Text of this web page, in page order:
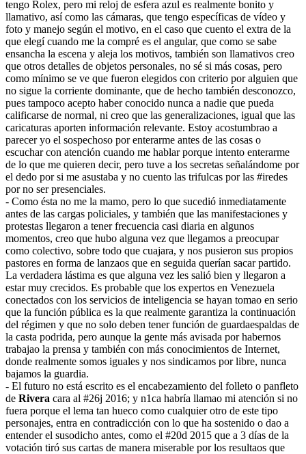
tengo Rolex, pero mi reloj de esfera azul es realmente bonito y
llamativo, así como las cámaras, que tengo específicas de vídeo y
foto y manejo según el motivo, en el caso que cuento el extra de la
que elegí cuando me la compré es el angular, que como se sabe
ensancha la escena y aleja los motivos, también son llamativos creo
que otros detalles de objetos personales, no sé si más cosas, pero
como mínimo se ve que fueron elegidos con criterio por alguien que
no sigue la corriente dominante, que de hecho también desconozco,
pues tampoco acepto haber conocido nunca a nadie que pueda
calificarse de normal, ni creo que las generalizaciones, igual que las
caricaturas aporten información relevante. Estoy acostumbrao a
parecer yo el sospechoso por enterarme antes de las cosas o
escuchar con atención cuando me hablar porque intento enterarme
de lo que me quieren decir, pero tuve a los secretas señalándome por
el dedo por si me asustaba y no cuento las trifulcas por las #iredes
por no ser presenciales.
- Como ésta no me la mamo, pero lo que sucedió inmediatamente
antes de las cargas policiales, y también que las manifestaciones y
protestas llegaron a tener frecuencia casi diaria en algunos
momentos, creo que hubo alguna vez que llegamos a preocupar
como colectivo, sobre todo que cuajara, y nos pusieron sus propios
pastores en forma de lanzaos que en seguida querían sacar partido.
La verdadera lástima es que alguna vez les salió bien y llegaron a
estar muy crecidos. Es probable que los expertos en Venezuela
conectados con los servicios de inteligencia se hayan tomao en serio
que la función pública es la que realmente garantiza la continuación
del régimen y que no solo deben tener función de guardaespaldas de
la casta podrida, pero aunque la gente más avisada por habernos
trabajao la prensa y también con más conocimientos de Internet,
donde realmente somos iguales y nos sindicamos por libre, nunca
bajamos la guardia.
- El futuro no está escrito es el encabezamiento del folleto o panfleto
de Rivera cara al #26j 2016; y n1ca habría llamao mi atención si no
fuera porque el lema tan hueco como cualquier otro de este tipo
personajes, entra en contradicción con lo que ha sostenido o dao a
entender el susodicho antes, como el #20d 2015 que a 3 días de la
votación tiró sus cartas de manera miserable por los resultaos que